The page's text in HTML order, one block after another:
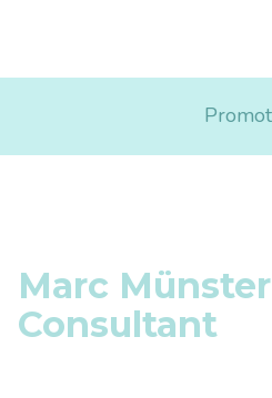
Marc Münster
Consultant